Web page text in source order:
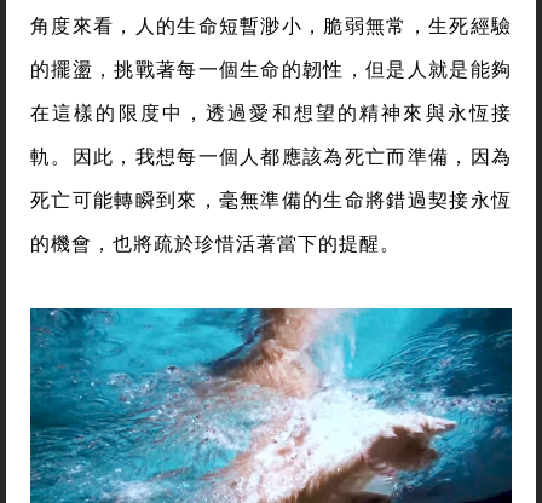
角度來看，人的生命短暫渺小，脆弱無常，生死經驗
的擺盪，挑戰著每一個生命的韌性，但是人就是能夠
在這樣的限度中，透過愛和想望的精神來與永恆接
軌。因此，我想每一個人都應該為死亡而準備，因為
死亡可能轉瞬到來，毫無準備的生命將錯過契接永恆
的機會，也將疏於珍惜活著當下的提醒。